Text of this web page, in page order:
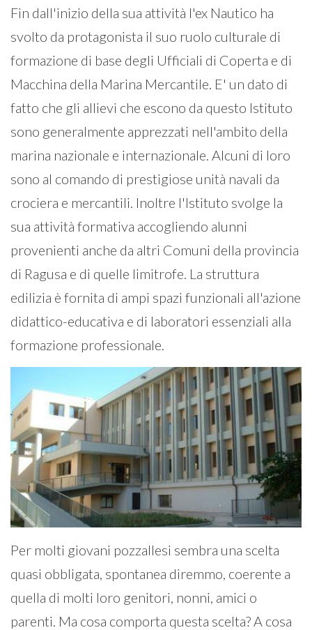
Fin dall'inizio della sua attività l'ex Nautico ha
svolto da protagonista il suo ruolo culturale di
formazione di base degli Ufficiali di Coperta e di
Macchina della Marina Mercantile. E' un dato di
fatto che gli allievi che escono da questo Istituto
sono generalmente apprezzati nell'ambito della
marina nazionale e internazionale. Alcuni di loro
sono al comando di prestigiose unità navali da
crociera e mercantili. Inoltre l'Istituto svolge la
sua attività formativa accogliendo alunni
provenienti anche da altri Comuni della provincia
di Ragusa e di quelle limitrofe. La struttura
edilizia è fornita di ampi spazi funzionali all'azione
didattico-educativa e di laboratori essenziali alla
formazione professionale.
Per molti giovani pozzallesi sembra una scelta
quasi obbligata, spontanea diremmo, coerente a
quella di molti loro genitori, nonni, amici o
parenti. Ma cosa comporta questa scelta? A cosa